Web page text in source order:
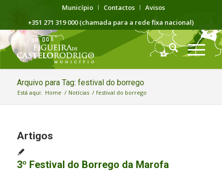
Município Contactos
Avisos
+351 271 319 000 (chamada para a rede fixa nacional)
Arquivo para Tag: festival do borrego
Está aqui: Home / Notícias / festival do borrego
Artigos
3º Festival do Borrego da Marofa